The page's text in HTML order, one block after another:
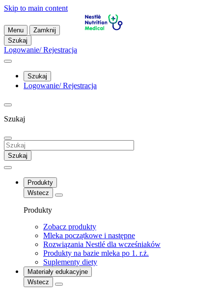
Skip to main content
Menu
Zamknij
Szukaj
Logowanie/ Rejestracja
Szukaj
Logowanie/ Rejestracja
Szukaj
Szukaj
Produkty
Wstecz
Produkty
Zobacz produkty
Mleka początkowe i następne
Rozwiązania Nestlé dla wcześniaków
Produkty na bazie mleka po 1. r.ż.
Suplementy diety
Materiały edukacyjne
Wstecz